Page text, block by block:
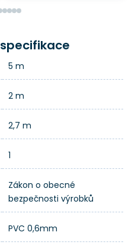
specifikace
5 m
2 m
2,7 m
1
Zákon o obecné
bezpečnosti výrobků
PVC 0,6mm